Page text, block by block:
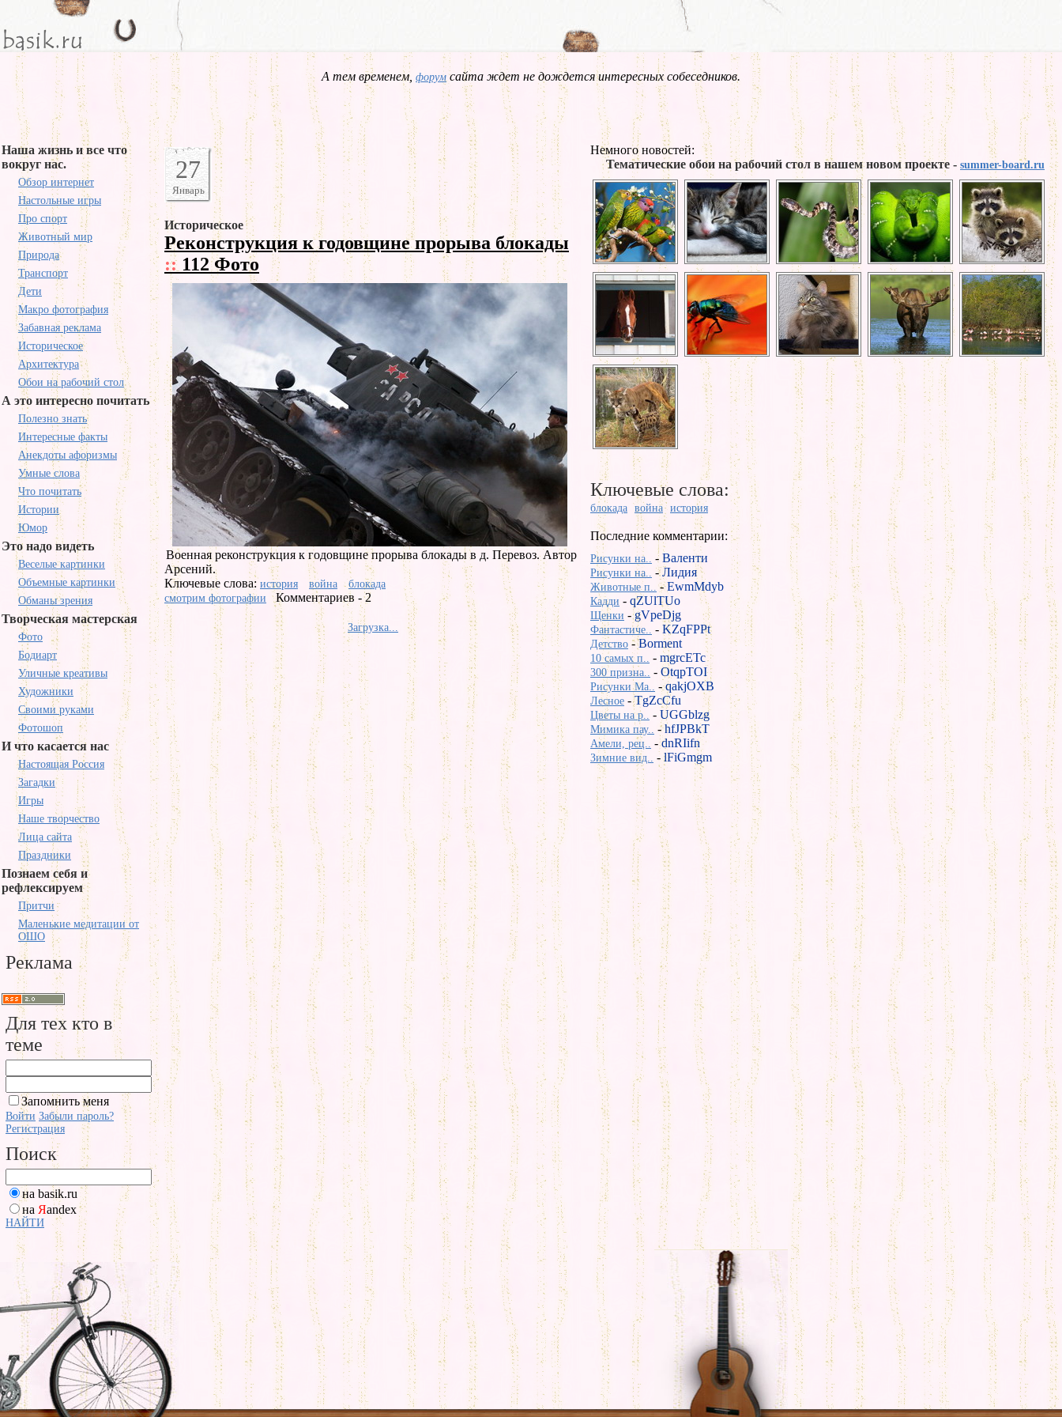
А тем временем, форум сайта ждет не дождется интересных собеседников.
Наша жизнь и все что
вокруг нас.
Обзор интернет
Настольные игры
Про спорт
Животный мир
Природа
Транспорт
Дети
Макро фотография
Забавная реклама
Историческое
Архитектура
Обои на рабочий стол
А это интересно почитать
Полезно знать
Интересные факты
Анекдоты афоризмы
Умные слова
Что почитать
Истории
Юмор
Это надо видеть
Веселые картинки
Объемные картинки
Обманы зрения
Творческая мастерская
Фото
Бодиарт
Уличные креативы
Художники
Своими руками
Фотошоп
И что касается нас
Настоящая Россия
Загадки
Игры
Наше творчество
Лица сайта
Праздники
Познаем себя и
рефлексируем
Притчи
Маленькие медитации от
ОШО
Реклама
Для тех кто в
теме
Запомнить меня
Войти Забыли пароль?
Регистрация
Поиск
на basik.ru
на Яandex
НАЙТИ
27
Январь
Историческое
Реконструкция к годовщине прорыва блокады
:: 112 Фото
Военная реконструкция к годовщине прорыва блокады в д. Перевоз. Автор
Арсений.
Ключевые слова:история война
блокада
смотрим фотографии
Комментариев - 2
Загрузка...
Немного новостей:
Тематические обои на рабочий стол в нашем новом проекте - summer-board.ru
Ключевые слова:
блокада война история
Последние комментарии:
Рисунки на.. - Валенти
Рисунки на.. -Лидия
Животные п.. -EwmMdyb
Кадди - qZUlTUo
Щенки -gVpeDjg
Фантастиче.. - KZqFPPt
Детство -Borment
10 самых п.. - mgrcETc
300 призна.. - OtqpTOI
Рисунки Ma.. -qakjOXB
Лесное -TgZcCfu
Цветы на р.. - UGGblzg
Мимика пау.. -hfJPBkT
Амели, рец.. -dnRIifn
Зимние вид.. - lFiGmgm